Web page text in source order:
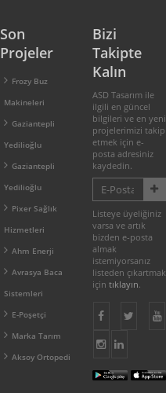
Son
Projeler
Frozy Buz
Makineleri
Gaziantepli
Yedilioğlu
Gaziantepli
Yedilioğlu
Pixer Sağlık
Hizmetleri
Ahm Enerji
Avrasya Baca
Sistemleri
E-Poşetçi
Marka Tarım
Aksoy Ortopedi
Bizi
Takipte
Kalın
ASD Tasarım ile
ilgili en güncel
bilgileri ve en yeni
projelerimizi takip
etmek için e-
posta adresiniz
kaydedin.
Listeye üyeliğiniz
varsa ve artık
bizden e-posta
almak
istemiyorsanız
listeden çıkartmak
için tıklayın.